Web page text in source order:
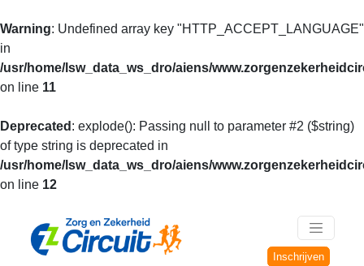
Warning: Undefined array key "HTTP_ACCEPT_LANGUAGE"
in
/usr/home/lsw_data_ws_dro/aiens/
on line 11
Deprecated : explode(): Passing null to parameter #2 ($string)
of type string is deprecated in
/usr/home/lsw_data_ws_dro/aiens/
on line 12
Inschrijven